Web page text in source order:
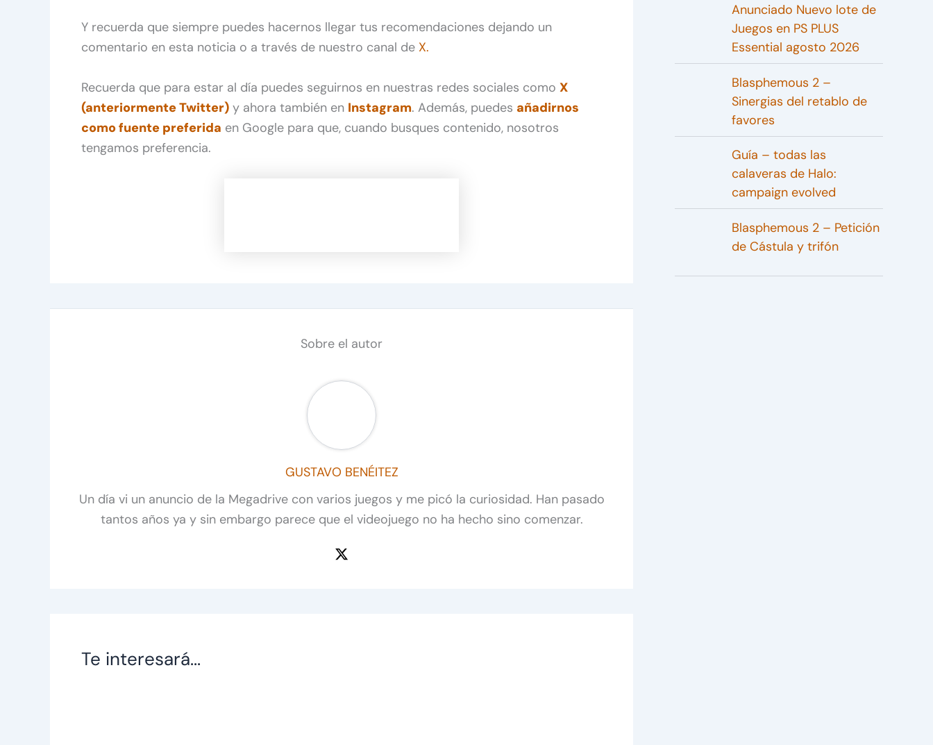
Y recuerda que siempre puedes hacernos llegar tus recomendaciones dejando un
comentario en esta noticia o a través de nuestro canal de X.
Recuerda que para estar al día puedes seguirnos en nuestras redes sociales como X
(anteriormente Twitter) y ahora también en Instagram. Además, puedes añadirnos
como fuente preferida en Google para que, cuando busques contenido, nosotros
tengamos preferencia.
Sobre el autor
GUSTAVO BENÉITEZ
Un día vi un anuncio de la Megadrive con varios juegos y me picó la curiosidad. Han pasado
tantos años ya y sin embargo parece que el videojuego no ha hecho sino comenzar.
Te interesará...
Anunciado Nuevo lote de
Juegos en PS PLUS
Essential agosto 2026
Blasphemous 2 –
Sinergias del retablo de
favores
Guía – todas las
calaveras de Halo:
campaign evolved
Blasphemous 2 – Petición
de Cástula y trifón